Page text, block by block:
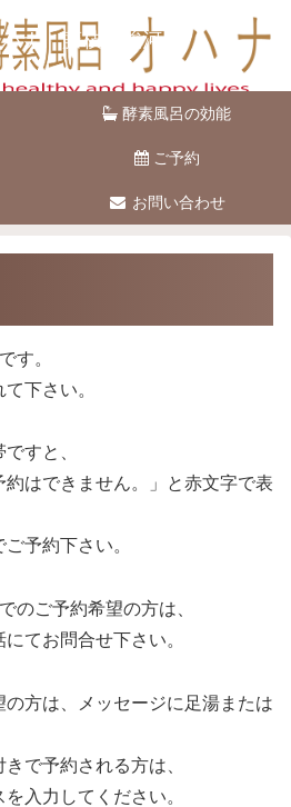
ナ 藤枝市駿河台
酵素風呂の効能
ご予約
お問い合わせ
す。
下さい。
すと、
約はできません。」と赤文字で表
予約下さい。
のご予約希望の方は、
てお問合せ下さい。
方は、メッセージに足湯または
で予約される方は、
入力してください。